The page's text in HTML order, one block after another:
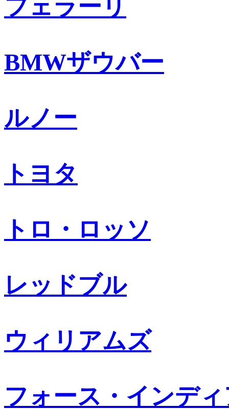
フェラーリ
BMWザウバー
ルノー
トヨタ
トロ・ロッソ
レッドブル
ウィリアムズ
フォース・インデ